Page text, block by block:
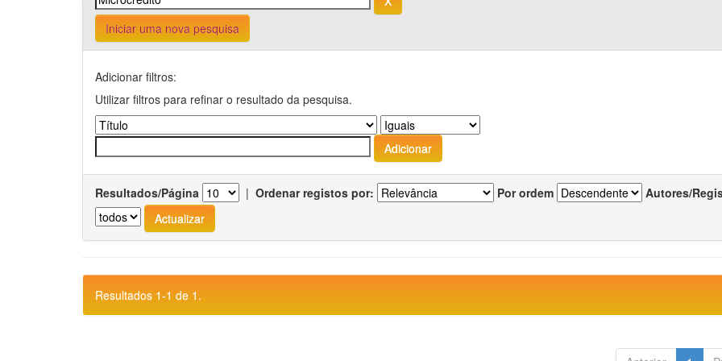
Iniciar uma nova pesquisa
Adicionar filtros:
Utilizar filtros para refinar o resultado da pesquisa.
Resultados/Página | Ordenar registos por: Por ordem Autores/
Resultados 1-1 de 1.